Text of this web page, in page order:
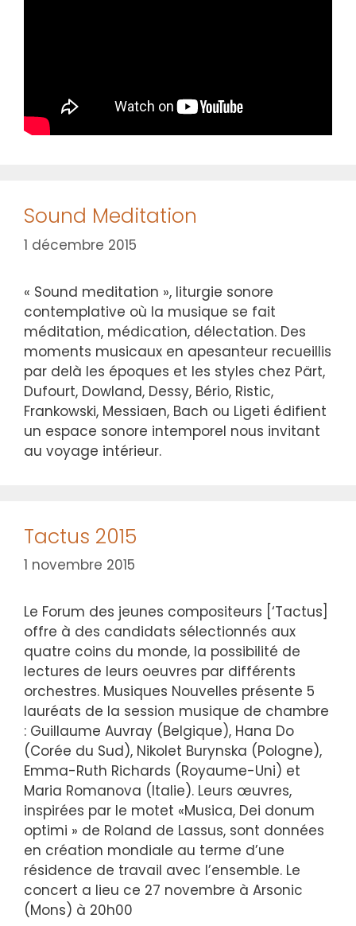
Sound Meditation
1 décembre 2015
« Sound meditation », liturgie sonore
contemplative où la musique se fait
méditation, médication, délectation. Des
moments musicaux en apesanteur recueillis
par delà les époques et les styles chez Pärt,
Dufourt, Dowland, Dessy, Bério, Ristic,
Frankowski, Messiaen, Bach ou Ligeti édifient
un espace sonore intemporel nous invitant
au voyage intérieur.
Tactus 2015
1 novembre 2015
Le Forum des jeunes compositeurs [‘Tactus]
offre à des candidats sélectionnés aux
quatre coins du monde, la possibilité de
lectures de leurs oeuvres par différents
orchestres. Musiques Nouvelles présente 5
lauréats de la session musique de chambre
: Guillaume Auvray (Belgique), Hana Do
(Corée du Sud), Nikolet Burynska (Pologne),
Emma-Ruth Richards (Royaume-Uni) et
Maria Romanova (Italie). Leurs œuvres,
inspirées par le motet «Musica, Dei donum
optimi » de Roland de Lassus, sont données
en création mondiale au terme d’une
résidence de travail avec l’ensemble. Le
concert a lieu ce 27 novembre à Arsonic
(Mons) à 20h00